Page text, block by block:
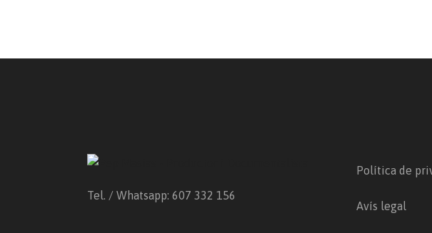
Tel. / Whatsapp: 607 332 156
Política de
Avís legal